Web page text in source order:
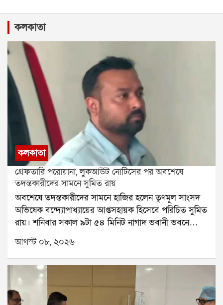
কলকাতা
কলকাতা
গ্রেফতারি পরোয়ানা, লুকআউট নোটিসের পর অবশেষে
তদন্তকারীদের সামনে সুমিত রায়
অবশেষে তদন্তকারীদের সামনে হাজির হলেন তৃণমূল সাংসদ
অভিষেক বন্দ্যোপাধ্যায়ের আপ্তসহায়ক হিসেবে পরিচিত সুমিত
রায়। শনিবার সকাল ৯টা ৫৪ মিনিট নাগাদ ভবানী ভবনে
পৌঁছন তিনি। পশ্চিম মেদিনীপুরের শালবনি জমি প্রতারণা
মামলায় তাঁকে জিজ্ঞাসাবাদের জন্য তলব করেছে সিআইডি।
শুক্রবার রাতে সুমিতের বাড়িতে গিয়ে নোটিস দেয় তদন্তকারী
দলের সদস্যরা। সেই নোটিসের পরেই শনিবার নির্ধারিত
সময়ের কয়েক মিনিট আগে ভবানী ভবনে পৌঁছে যান তিনি।
সিআইডি সূত্রে খবর, শালবনি জমি সংক্রান্ত মামলায় সুমিত
আগস্ট ০৮, ২০২৬